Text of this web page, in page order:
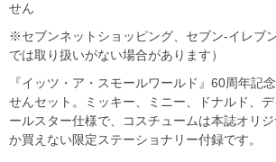
せん
※セブンネットショッピング、セブン‐イレブ
では取り扱いがない場合があります）
『イッツ・ア・スモールワールド』60周年記
せんセット。ミッキー、ミニー、ドナルド、
ールスター仕様で、コスチュームは本誌オリ
か買えない限定ステーショナリー付録です。